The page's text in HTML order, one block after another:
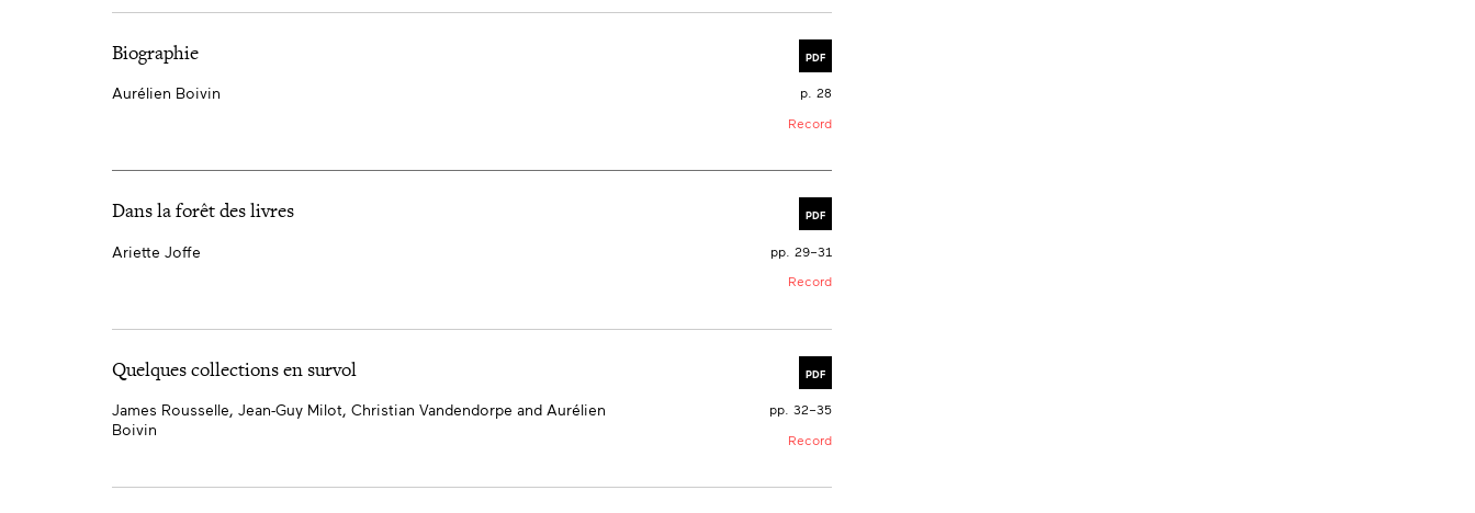
PDF
Biographie
Aurélien Boivin
p. 28
Record
PDF
Dans la forêt des livres
Ariette Joffe
pp. 29–31
Record
PDF
Quelques collections en survol
James Rousselle, Jean-Guy Milot, Christian Vandendorpe and Aurélien
Boivin
pp. 32–35
Record